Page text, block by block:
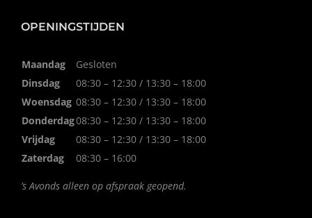
OPENINGSTIJDEN
Maandag
Gesloten
Dinsdag
08:30 – 12:30 / 13:30 – 18:00
Woensdag 08:30 – 12:30 / 13:30 – 18:00
Donderdag08:30 – 12:30 / 13:30 – 18:00
Vrijdag
08:30 – 12:30 / 13:30 – 18:00
Zaterdag
08:30 – 16:00
’s Avonds alleen op afspraak geopend.